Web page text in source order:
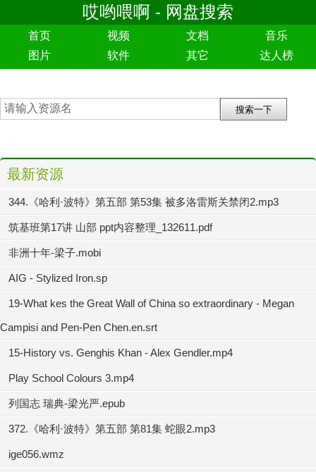
哎哟喂啊 - 网盘搜索
首页 视频 文档
音乐
图片
软件 其它 达人榜
最新资源
344.《哈利·波特》第五部 第53集 被多洛雷斯关禁闭2.mp3
筑基班第17讲 山部 ppt内容整理_132611.pdf
非洲十年-梁子.mobi
AIG - Stylized Iron.sp
19-What kes the Great Wall of China so extraordinary - Megan
Campisi and Pen-Pen Chen.en.srt
15-History vs. Genghis Khan - Alex Gendler.mp4
Play School Colours 3.mp4
列国志 瑞典-梁光严.epub
372.《哈利·波特》第五部 第81集 蛇眼2.mp3
ige056.wmz